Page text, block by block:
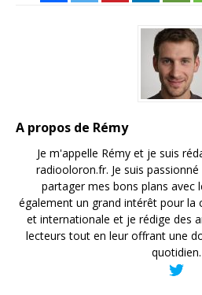
A propos de Rémy
Je m'appelle Rémy et je suis
radiooloron.fr. Je suis
partager mes bons plans avec
également un grand intérêt pour la
et internationale et je rédige des
lecteurs tout en leur offrant une
quotidien.